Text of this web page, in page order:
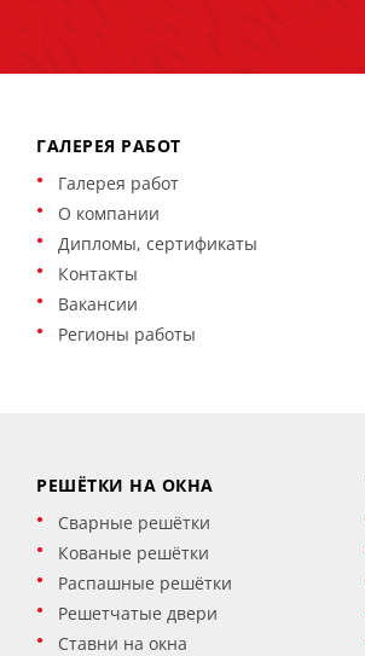
ГАЛЕРЕЯ РАБОТ
Галерея работ
О компании
Дипломы, сертификаты
Контакты
Вакансии
Регионы работы
РЕШЁТКИ НА ОКНА
Сварные решётки
Кованые решётки
Распашные решётки
Решетчатые двери
Ставни на окна